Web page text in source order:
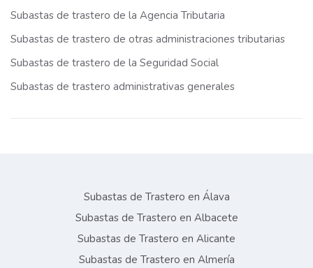
Subastas de trastero de la Agencia Tributaria
Subastas de trastero de otras administraciones tributarias
Subastas de trastero de la Seguridad Social
Subastas de trastero administrativas generales
Subastas de Trastero en Álava
Subastas de Trastero en Albacete
Subastas de Trastero en Alicante
Subastas de Trastero en Almería